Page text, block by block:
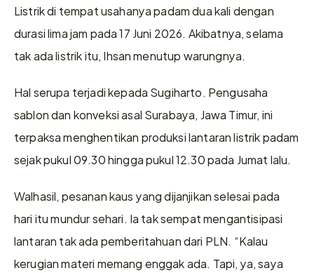
Listrik di tempat usahanya padam dua kali dengan
durasi lima jam pada 17 Juni 2026. Akibatnya, selama
tak ada listrik itu, Ihsan menutup warungnya.
Hal serupa terjadi kepada Sugiharto. Pengusaha
sablon dan konveksi asal Surabaya, Jawa Timur, ini
terpaksa menghentikan produksi lantaran listrik padam
sejak pukul 09.30 hingga pukul 12.30 pada Jumat lalu.
Walhasil, pesanan kaus yang dijanjikan selesai pada
hari itu mundur sehari. Ia tak sempat mengantisipasi
lantaran tak ada pemberitahuan dari PLN. “Kalau
kerugian materi memang enggak ada. Tapi, ya, saya